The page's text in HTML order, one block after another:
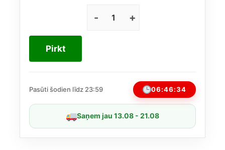
166,00 €.
52,31 €.
Dolce
sievietēm
Pirkt
Pasūti šodien līdz 23:59 06:46:33
Saņem jau 13.08 - 21.08